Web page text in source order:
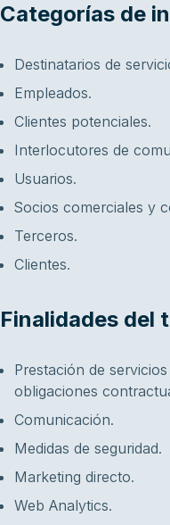
Categorías de
Destinatarios de
Empleados.
Clientes potenciales.
Interlocutores de
Usuarios.
Socios comerciales y
Terceros.
Clientes.
Finalidades del
Prestación de
obligaciones
Comunicación.
Medidas de seguridad.
Marketing directo.
Web Analytics.